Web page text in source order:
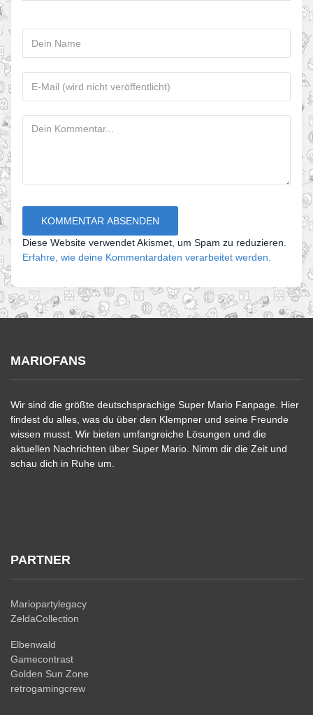
Diese Website verwendet Akismet, um Spam zu reduzieren.
Erfahre, wie deine Kommentardaten verarbeitet werden.
MARIOFANS
Wir sind die größte deutschsprachige Super Mario Fanpage. Hier
findest du alles, was du über den Klempner und seine Freunde
wissen musst. Wir bieten umfangreiche Lösungen und die
aktuellen Nachrichten über Super Mario. Nimm dir die Zeit und
schau dich in Ruhe um.
PARTNER
Mariopartylegacy
ZeldaCollection
Elbenwald
Gamecontrast
Golden Sun Zone
retrogamingcrew